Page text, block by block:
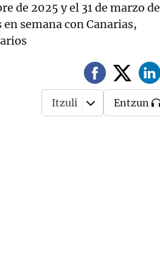
de 2025 y el 31 de marzo de
semana con Canarias,
Itzuli Entzun